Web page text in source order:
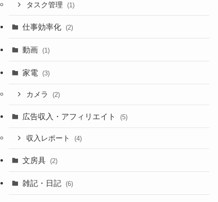
タスク管理 (1)
仕事効率化 (2)
動画 (1)
家電 (3)
カメラ (2)
広告収入・アフィリエイト (5)
収入レポート (4)
文房具 (2)
雑記・日記 (6)